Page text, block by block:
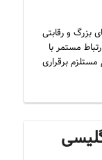
بزرگ و رقابتی
مستمر با
برقراری